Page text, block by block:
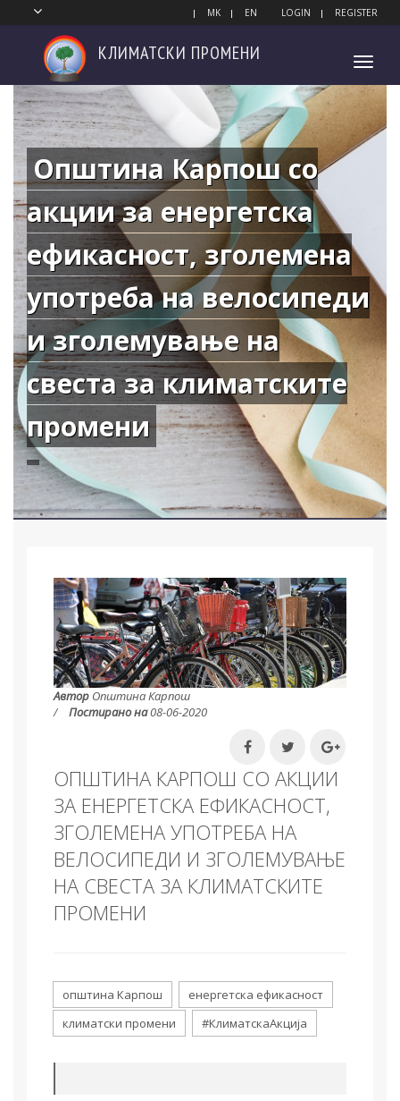
MK EN LOGIN REGISTER
Toggle
КЛИМАТСКИ ПРОМЕНИ
Општина Карпош со
акции за енергетска
ефикасност, зголемена
употреба на велосипеди
и зголемување на
свеста за климатските
промени
Автор Општина Карпош
Постирано на08-06-2020
ОПШТИНА КАРПОШ СО АКЦИИ
ЗА ЕНЕРГЕТСКА ЕФИКАСНОСТ,
ЗГОЛЕМЕНА УПОТРЕБА НА
ВЕЛОСИПЕДИ И ЗГОЛЕМУВАЊЕ
НА СВЕСТА ЗА КЛИМАТСКИТЕ
ПРОМЕНИ
општина Карпош
енергетска ефикасност
климатски промени
#КлиматскаАкција